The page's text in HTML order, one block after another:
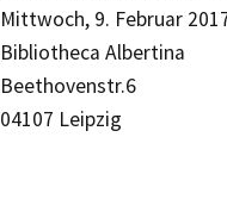
Mittwoch, 9. Februar
Bibliotheca Albertina
Beethovenstr.6
04107 Leipzig